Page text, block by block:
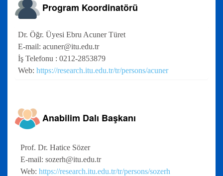
Program Koordinatörü
Dr. Öğr. Üyesi Ebru Acuner Türet
E-mail: acuner@itu.edu.tr
İş Telefonu : 0212-2853879
Web: https://research.itu.edu.tr/tr/persons/acuner
Anabilim Dalı Başkanı
Prof. Dr. Hatice Sözer
E-mail: sozerh@itu.edu.tr
Web: https://research.itu.edu.tr/tr/persons/sozerh